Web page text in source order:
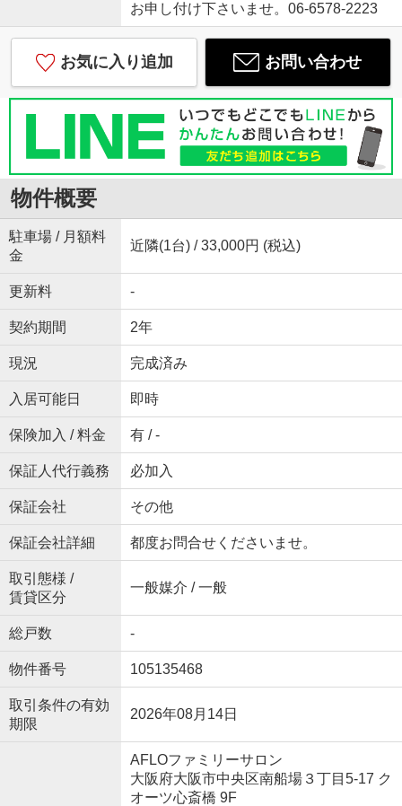
お申し付け下さいませ。06-6578-2223
お気に入り追加 お問い合わせ
物件概要
駐車場 / 月額料
金
近隣(1台) / 33,000円 (税込)
更新料 -
契約期間 2年
現況 完成済み
入居可能日 即時
保険加入 / 料金 有 / -
保証人代行義務 必加入
保証会社 その他
保証会社詳細 都度お問合せくださいませ。
取引態様 /
賃貸区分
一般媒介 / 一般
総戸数 -
物件番号 105135468
取引条件の有効
期限
2026年08月14日
AFLOファミリーサロン
大阪府大阪市中央区南船場３丁目5-17 ク
オーツ心斎橋 9F